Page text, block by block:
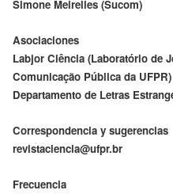
Simone Meirelles (Sucom)
Asociaciones
Labjor Ciência (Laboratório de
Comunicação Pública da UFPR)
Departamento de Letras
Correspondencia y sugerencias
revistaciencia@ufpr.br
Frecuencia